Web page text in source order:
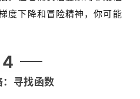
度下降和冒险精神，你可能
4
：寻找函数